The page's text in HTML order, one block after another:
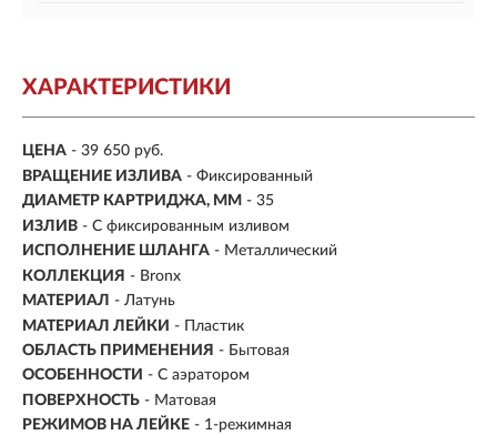
ХАРАКТЕРИСТИКИ
ЦЕНА - 39 650 руб.
ВРАЩЕНИЕ ИЗЛИВА - Фиксированный
ДИАМЕТР КАРТРИДЖА, ММ - 35
ИЗЛИВ - С фиксированным изливом
ИСПОЛНЕНИЕ ШЛАНГА - Металлический
КОЛЛЕКЦИЯ - Bronx
МАТЕРИАЛ - Латунь
МАТЕРИАЛ ЛЕЙКИ - Пластик
ОБЛАСТЬ ПРИМЕНЕНИЯ - Бытовая
ОСОБЕННОСТИ - С аэратором
ПОВЕРХНОСТЬ - Матовая
РЕЖИМОВ НА ЛЕЙКЕ - 1-режимная